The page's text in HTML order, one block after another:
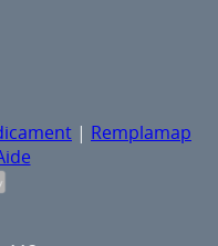
| Remplamap